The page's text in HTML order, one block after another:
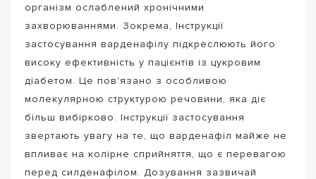
організм ослаблений хронічними
захворюваннями. Зокрема, Інструкції
застосування варденафілу підкреслюють його
високу ефективність у пацієнтів із цукровим
діабетом. Це пов'язано з особливою
молекулярною структурою речовини, яка діє
більш вибірково. Інструкції застосування
звертають увагу на те, що варденафіл майже не
впливає на колірне сприйняття, що є перевагою
перед силденафілом. Дозування зазвичай